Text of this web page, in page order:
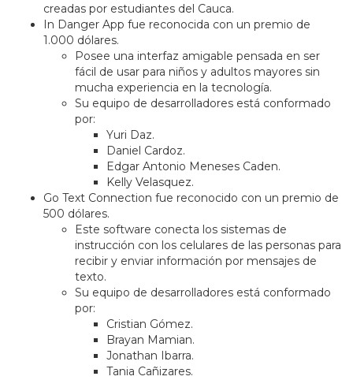
creadas por estudiantes del Cauca.
In Danger App fue reconocida con un premio de
1.000 dólares.
Posee una interfaz amigable pensada en ser
fácil de usar para niños y adultos mayores sin
mucha experiencia en la tecnología.
Su equipo de desarrolladores está conformado
por:
Yuri Daz.
Daniel Cardoz.
Edgar Antonio Meneses Caden.
Kelly Velasquez.
Go Text Connection fue reconocido con un premio de
500 dólares.
Este software conecta los sistemas de
instrucción con los celulares de las personas para
recibir y enviar información por mensajes de
texto.
Su equipo de desarrolladores está conformado
por:
Cristian Gómez.
Brayan Mamian.
Jonathan Ibarra.
Tania Cañizares.